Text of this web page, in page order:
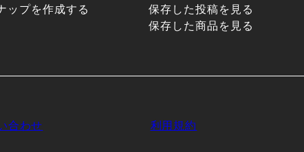
ップを作成する
保存した投稿を見る
保存した商品を見る
合わせ 利用規約